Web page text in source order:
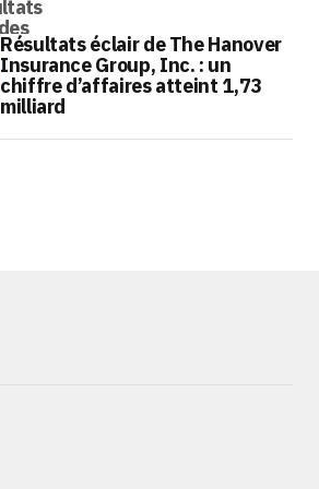
Résultats éclair de The Hanover
Insurance Group, Inc. : un
chiffre d’affaires atteint 1,73
milliard